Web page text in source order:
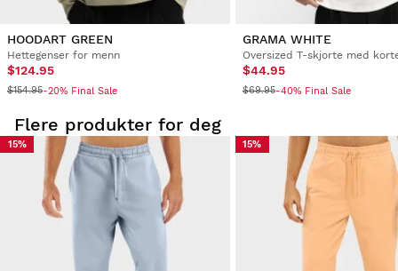
Verifisert kunde
Antonio Espejo Barroso
Joggers Siroko Sand L
Veldig riktig
Var denne anmeldelsen hjelpsom?
Barbora Šalamounová
HOODART GREEN
Hettegenser for menn
$124.95
$154.95-20% Final Sale
GRAMA WHITE
$44.95
$69.95-40% Final Sale
Flere produkter for deg
15% 15%